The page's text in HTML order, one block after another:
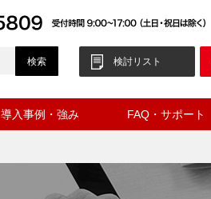
検討リスト
導入事例・強み FAQ・サポート